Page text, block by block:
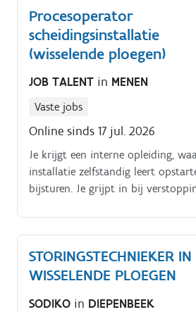
aantal semi en volledig
bakkerij en de inpaklijnen
dan snel op het emailadres
lalorraine.antwerpen@adecco.be
mail met je CV in bijlage.
Procesoperator
scheidingsinstallatie
(wisselende ploegen)
JOB TALENT in MENEN
Vaste jobs
Online sinds 17 jul. 2026
Je krijgt een interne opleiding,
installatie zelfstandig leert
bijsturen. Je grijpt in bij
STORINGSTECHNIEKER IN
WISSELENDE PLOEGEN
SODIKO in DIEPENBEEK